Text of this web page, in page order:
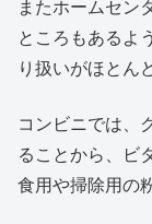
またホームセン
ところもあるよ
り扱いがほとん
コンビニでは、
ることから、ビ
食用や掃除用の